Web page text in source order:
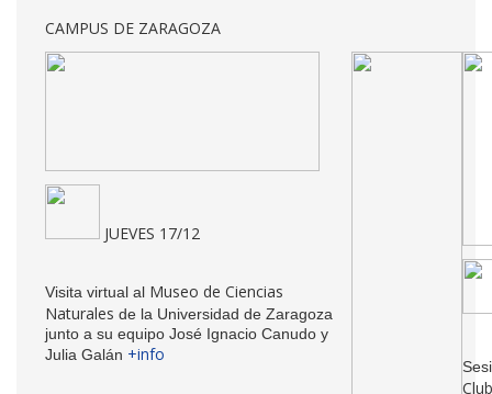
CAMPUS DE ZARAGOZA
JUEVES 17/12
Visita virtual al Museo de Ciencias
Naturales de la Universidad de Zaragoza
junto a su equipo José Ignacio Canudo y
Julia Galán +info